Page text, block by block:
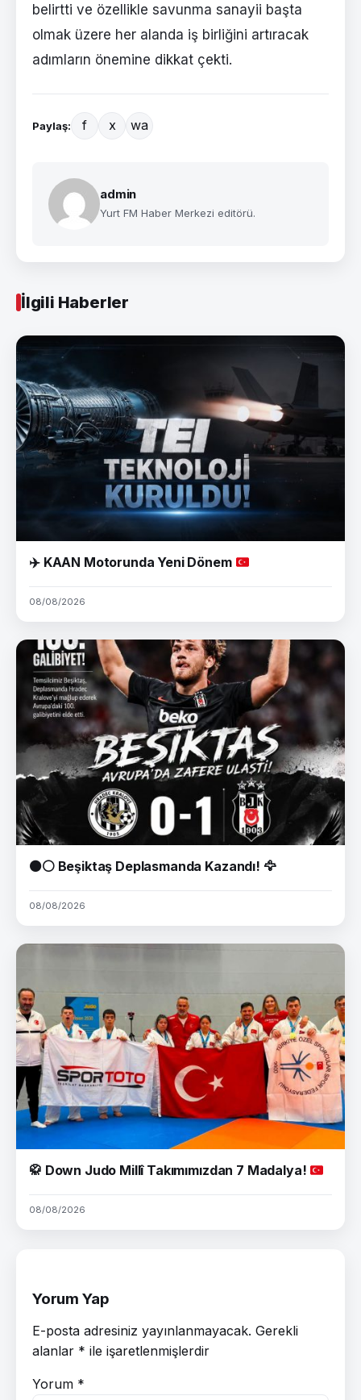
belirtti ve özellikle savunma sanayii başta
olmak üzere her alanda iş birliğini artıracak
adımların önemine dikkat çekti.
Paylaş: f x wa
admin
Yurt FM Haber Merkezi editörü.
İlgili Haberler
✈️KAAN Motorunda Yeni Dönem
08/08/2026
⚫⚪ Beşiktaş Deplasmanda Kazandı! 🦅
08/08/2026
🥋 Down Judo Millî Takımımızdan 7 Madalya!
08/08/2026
Yorum Yap
E-posta adresiniz yayınlanmayacak. Gerekli
alanlar * ile işaretlenmişlerdir
Yorum *